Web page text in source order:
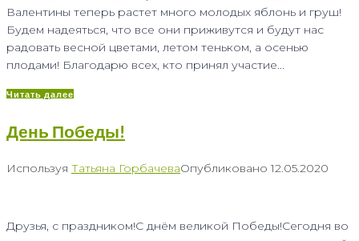
Валентины теперь растет много молодых яблонь и груш!
Будем надеяться, что все они приживутся и будут нас
радовать весной цветами, летом теньком, а осенью
плодами! Благодарю всех, кто принял участие...
Читать далее
День Победы!
Используя Татьяна ГорбачеваОпубликовано12.05.2020
Друзья, с праздником!С днём великой Победы!Сегодня во